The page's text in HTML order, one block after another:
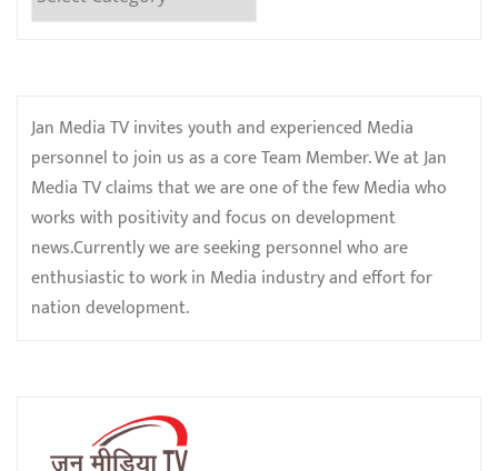
Jan Media TV invites youth and experienced Media
personnel to join us as a core Team Member. We at Jan
Media TV claims that we are one of the few Media who
works with positivity and focus on development
news.Currently we are seeking personnel who are
enthusiastic to work in Media industry and effort for
nation development.